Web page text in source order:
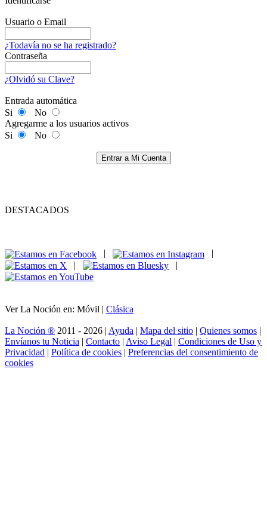
Usuario o Email
¿Todavía no se ha registrado?
Contraseña
¿Olvidó su Clave?
Entrada automática
Si
No
Agregarme a los usuarios activos
Si
No
Entrar a Mi Cuenta
DESTACADOS
|
|
Ver La Noción en: Móvil | Clásica
La Noción ® 2011 - 2026 | Ayuda | Mapa del sitio | Quienes somos |
Envíanos tu Noticia | Contacto | Aviso Legal | Condiciones de Uso y
Privacidad | Política de cookies | Preferencias del consentimiento de
cookies